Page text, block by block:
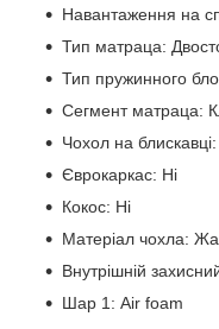
Навантаження на
Тип матраца:
Тип пружинного
Сегмент матраца:
Чохол на блискавці:
Єврокаркас: Ні
Кокос: Ні
Матеріал чохла:
Внутрішній
Шар 1: Air foam